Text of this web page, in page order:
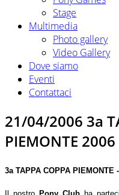
Stage
Multimedia
Photo gallery
Video Gallery
Dove siamo
Eventi
Contattaci
21/04/2006 3a
PIEMONTE 2006
3a TAPPA COPPA PIEMONTE